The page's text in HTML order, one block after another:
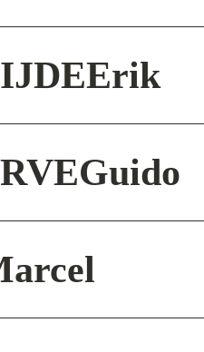
Erik
Guido